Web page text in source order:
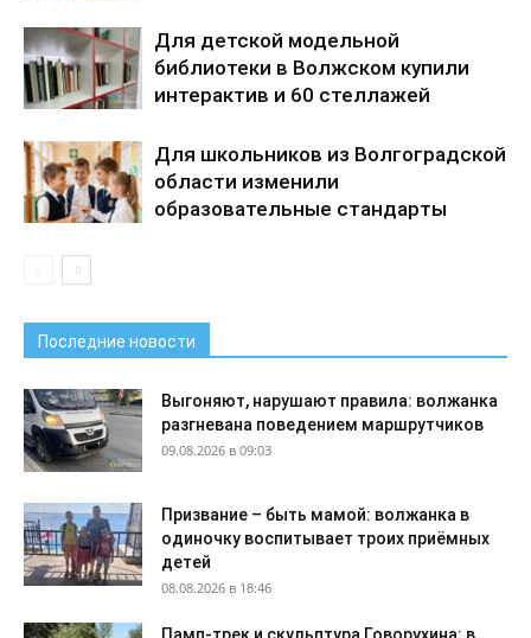
Для детской модельной
библиотеки в Волжском купили
интерактив и 60 стеллажей
Для школьников из Волгоградской
области изменили
образовательные стандарты
Последние новости
Выгоняют, нарушают правила: волжанка
разгневана поведением маршрутчиков
09.08.2026 в 09:03
Призвание – быть мамой: волжанка в
одиночку воспитывает троих приёмных
детей
08.08.2026 в 18:46